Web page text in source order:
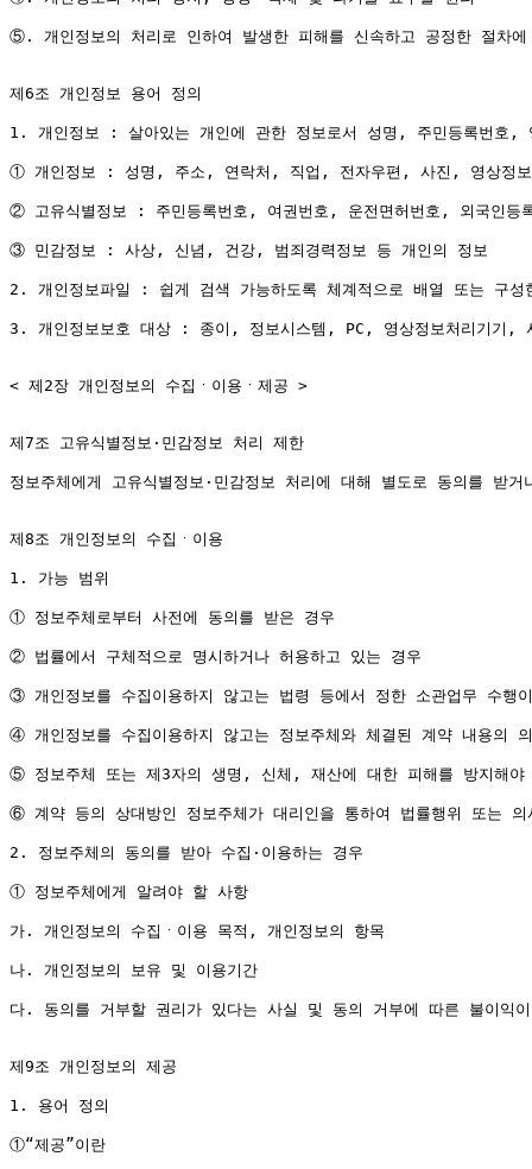
⑤. 개인정보의 처리로 인하여 발생한 피해를 신속하고 공정한 절차
제6조 개인정보 용어 정의
1. 개인정보 : 살아있는 개인에 관한 정보로서 성명, 주민등록번호,
① 개인정보 : 성명, 주소, 연락처, 직업, 전자우편, 사진, 영상정보
② 고유식별정보 : 주민등록번호, 여권번호, 운전면허번호, 외국인등
③ 민감정보 : 사상, 신념, 건강, 범죄경력정보 등 개인의 정보
2. 개인정보파일 : 쉽게 검색 가능하도록 체계적으로 배열 또는 구성
3. 개인정보보호 대상 : 종이, 정보시스템, PC, 영상정보처리기기,
< 제2장 개인정보의 수집ㆍ이용ㆍ제공 >
제7조 고유식별정보·민감정보 처리 제한
정보주체에게 고유식별정보·민감정보 처리에 대해 별도로 동의를 받
제8조 개인정보의 수집ㆍ이용
1. 가능 범위
① 정보주체로부터 사전에 동의를 받은 경우
② 법률에서 구체적으로 명시하거나 허용하고 있는 경우
③ 개인정보를 수집이용하지 않고는 법령 등에서 정한 소관업무 수행
④ 개인정보를 수집이용하지 않고는 정보주체와 체결된 계약 내용의
⑤ 정보주체 또는 제3자의 생명, 신체, 재산에 대한 피해를 방지해
⑥ 계약 등의 상대방인 정보주체가 대리인을 통하여 법률행위 또는
2. 정보주체의 동의를 받아 수집·이용하는 경우
① 정보주체에게 알려야 할 사항
가. 개인정보의 수집ㆍ이용 목적, 개인정보의 항목
나. 개인정보의 보유 및 이용기간
다. 동의를 거부할 권리가 있다는 사실 및 동의 거부에 따른 불이익
제9조 개인정보의 제공
1. 용어 정의
①“제공”이란